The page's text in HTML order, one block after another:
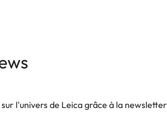
l'univers de Leica grâce à la